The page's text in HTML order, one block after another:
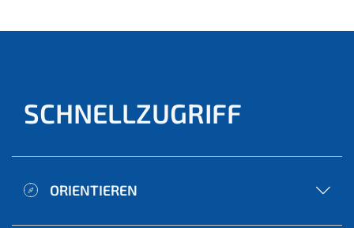
SCHNELLZUGRIFF
ORIENTIEREN